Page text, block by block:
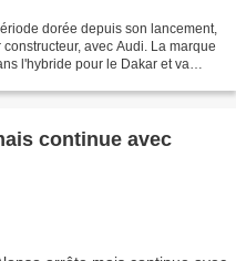
dorée depuis son lancement,
avec Audi. La marque
l'hybride pour le Dakar et va
continue avec